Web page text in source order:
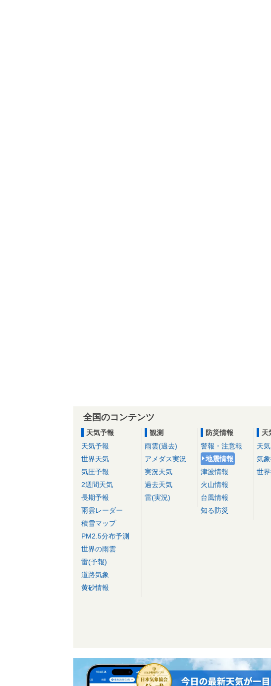
全国のコンテンツ
天気予報
天気予報
世界天気
気圧予報
2週間天気
長期予報
雨雲レーダー
積雪マップ
PM2.5分布予測
世界の雨雲
雷(予報)
道路気象
黄砂情報
観測
雨雲(過去)
アメダス実況
実況天気
過去天気
雷(実況)
防災情報
警報・注意報
地震情報
津波情報
火山情報
台風情報
知る防災
天
天
気
世